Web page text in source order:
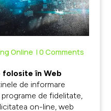
Online | 0 Comments
folosite în Web
de informare
de fidelitate,
on-line, web